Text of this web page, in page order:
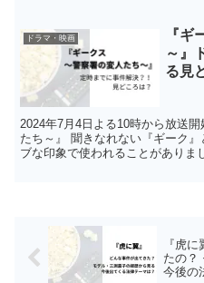
ドラマ・映画
『ギ
～』
る見
2024年7月4日よる10時から放送
たち～』 聞きなれない『ギーク
ブな印象で使われることがありま
『虎
たの？
今後の